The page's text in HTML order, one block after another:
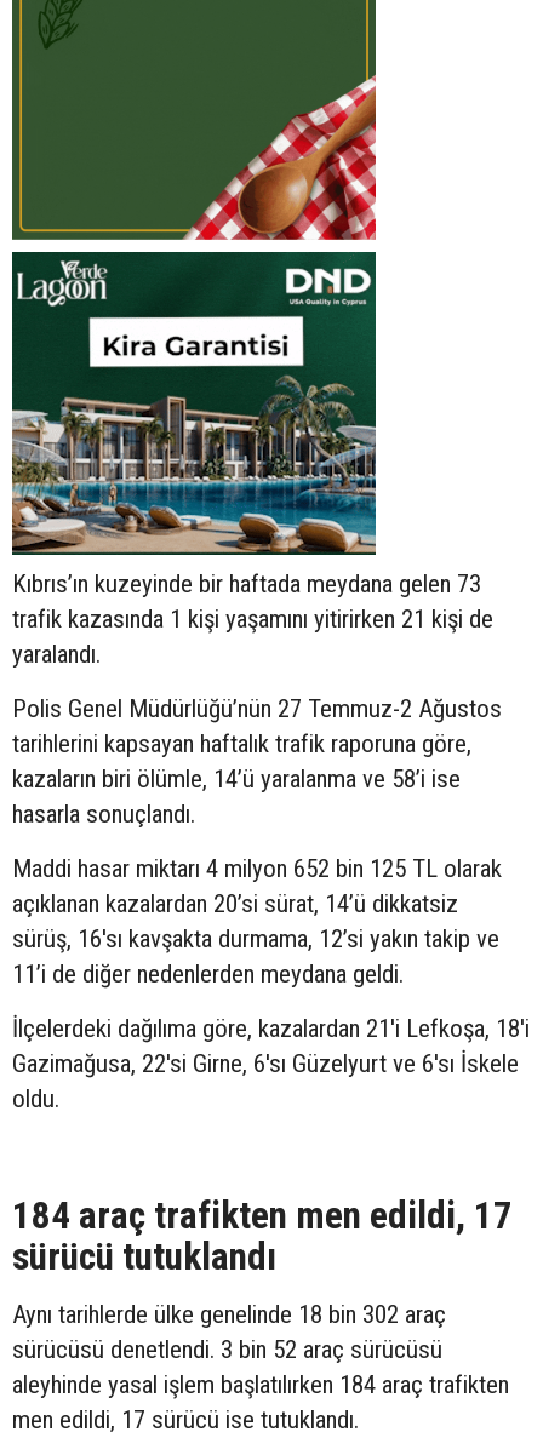
Kıbrıs’ın kuzeyinde bir haftada meydana gelen 73
trafik kazasında 1 kişi yaşamını yitirirken 21 kişi de
yaralandı.
Polis Genel Müdürlüğü’nün 27 Temmuz-2 Ağustos
tarihlerini kapsayan haftalık trafik raporuna göre,
kazaların biri ölümle, 14’ü yaralanma ve 58’i ise
hasarla sonuçlandı.
Maddi hasar miktarı 4 milyon 652 bin 125 TL olarak
açıklanan kazalardan 20’si sürat, 14’ü dikkatsiz
sürüş, 16'sı kavşakta durmama, 12’si yakın takip ve
11’i de diğer nedenlerden meydana geldi.
İlçelerdeki dağılıma göre, kazalardan 21'i Lefkoşa, 18'i
Gazimağusa, 22'si Girne, 6'sı Güzelyurt ve 6'sı İskele
oldu.
184 araç trafikten men edildi, 17
sürücü tutuklandı
Aynı tarihlerde ülke genelinde 18 bin 302 araç
sürücüsü denetlendi. 3 bin 52 araç sürücüsü
aleyhinde yasal işlem başlatılırken 184 araç trafikten
men edildi, 17 sürücü ise tutuklandı.